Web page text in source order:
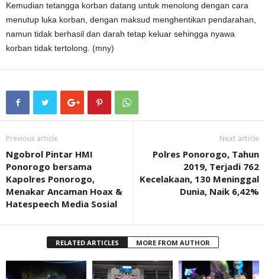
Kemudian tetangga korban datang untuk menolong dengan cara
menutup luka korban, dengan maksud menghentikan pendarahan,
namun tidak berhasil dan darah tetap keluar sehingga nyawa
korban tidak tertolong. (mny)
Previous article
Ngobrol Pintar HMI
Ponorogo bersama
Kapolres Ponorogo,
Menakar Ancaman Hoax &
Hatespeech Media Sosial
Next article
Polres Ponorogo, Tahun
2019, Terjadi 762
Kecelakaan, 130 Meninggal
Dunia, Naik 6,42%
RELATED ARTICLES MORE FROM AUTHOR